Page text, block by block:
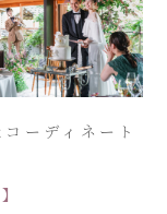
ーディネート